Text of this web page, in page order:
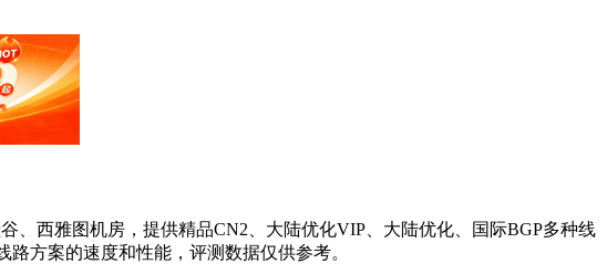
、西雅图机房，提供精品CN2、大陆优化VIP、大陆优化、国际BGP多种线
方案的速度和性能，评测数据仅供参考。